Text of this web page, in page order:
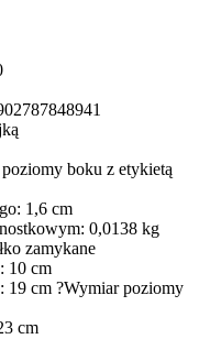
boku z etykietą
1,6 cm
0,0138 kg
zamykane
10 cm
19 cm ?Wymiar poziomy
cm